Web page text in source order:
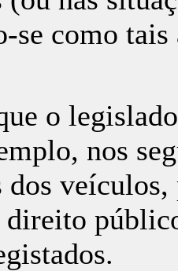
se como tais
o
nos
veículos,